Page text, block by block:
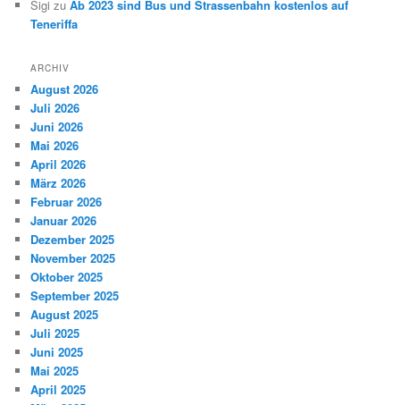
Sigi zuAb 2023 sind Bus und Strassenbahn kostenlos auf
Teneriffa
ARCHIV
August 2026
Juli 2026
Juni 2026
Mai 2026
April 2026
März 2026
Februar 2026
Januar 2026
Dezember 2025
November 2025
Oktober 2025
September 2025
August 2025
Juli 2025
Juni 2025
Mai 2025
April 2025